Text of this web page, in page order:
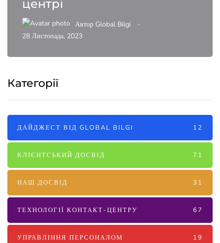
центрі
Автор Global Bilgi
28 Листопада, 2023
Категорії
ДАЙДЖЕСТ ВІД GLOBAL BILGI 12
КЛІЄНТСЬКИЙ ДОСВІД 71
НАШ ДОСВІД 31
ТЕХНОЛОГІЇ КОНТАКТ-ЦЕНТРУ 67
УПРАВЛІННЯ ПЕРСОНАЛОМ 19